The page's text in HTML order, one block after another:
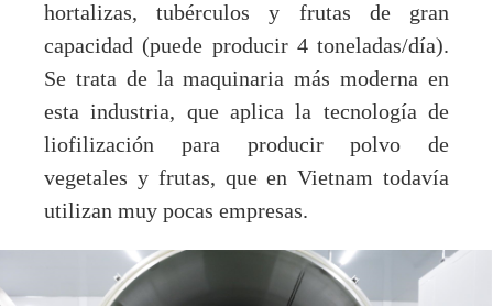
hortalizas, tubérculos y frutas de gran
capacidad (puede producir 4 toneladas/día).
Se trata de la maquinaria más moderna en
esta industria, que aplica la tecnología de
liofilización para producir polvo de
vegetales y frutas, que en Vietnam todavía
utilizan muy pocas empresas.